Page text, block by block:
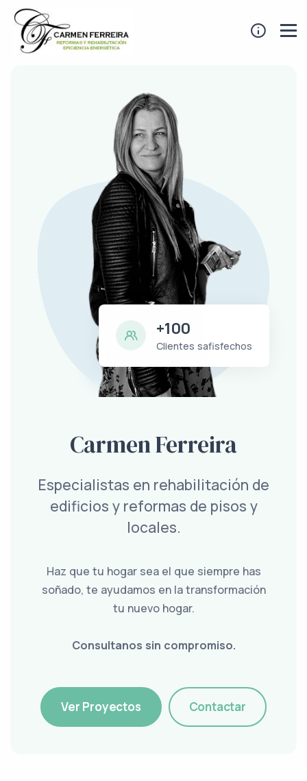
+100
Clientes safisfechos
Carmen Ferreira
Especialistas en rehabilitación de
edificios y reformas de pisos y
locales.
Haz que tu hogar sea el que siempre has
soñado, te ayudamos en la transformación
tu nuevo hogar.
Consultanos sin compromiso.
Ver Proyectos Contactar